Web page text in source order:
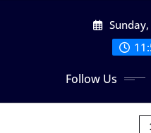
Follow Us